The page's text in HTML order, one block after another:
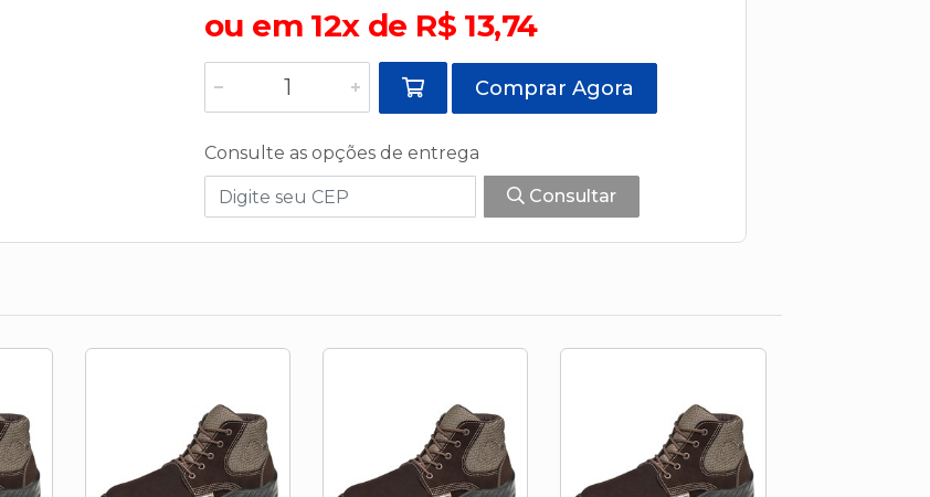
ou em 12x de R$ 13,74
Comprar Agora
Consulte as opções de entrega
Consultar